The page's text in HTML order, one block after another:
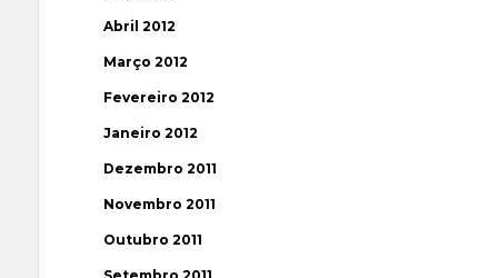
Abril 2012
Março 2012
Fevereiro 2012
Janeiro 2012
Dezembro 2011
Novembro 2011
Outubro 2011